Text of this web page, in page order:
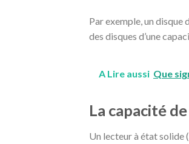
Par exemple, un disque
des disques d’une
A Lire aussi Que
La capacité
Un lecteur à état solide